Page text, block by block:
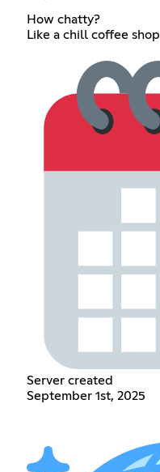
How chatty?
Like a chill coffee shop
Server created
September 1st, 2025